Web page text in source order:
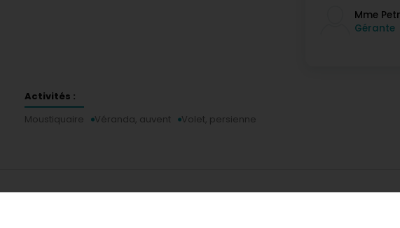
Mme
Gérante
Activités :
Moustiquaire
Véranda, auvent Volet, persienne